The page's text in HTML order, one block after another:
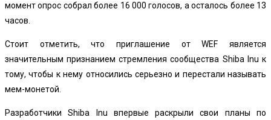
момент опрос собрал более 16 000 голосов, а осталось более 13
часов.
Стоит отметить, что приглашение от WEF является
значительным признанием стремления сообщества Shiba Inu к
тому, чтобы к нему относились серьезно и перестали называть
мем-монетой.
Разработчики Shiba Inu впервые раскрыли свои планы по